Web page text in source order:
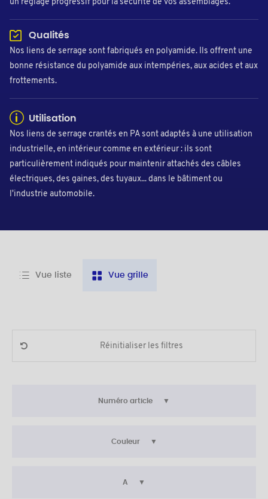
un réglage progressif pour la sécurité de vos assemblages.
Qualités
Nos liens de serrage sont fabriqués en polyamide. Ils offrent une
bonne résistance du polyamide aux intempéries, aux acides et aux
frottements.
Utilisation
Nos liens de serrage crantés en PA sont adaptés à une utilisation
industrielle, en intérieur comme en extérieur : ils sont
particulièrement indiqués pour maintenir attachés des câbles
électriques, des gaines, des tuyaux... dans le bâtiment ou
l'industrie automobile.
Vue liste Vue grille
Réinitialiser les filtres
Numéro article
Couleur
A